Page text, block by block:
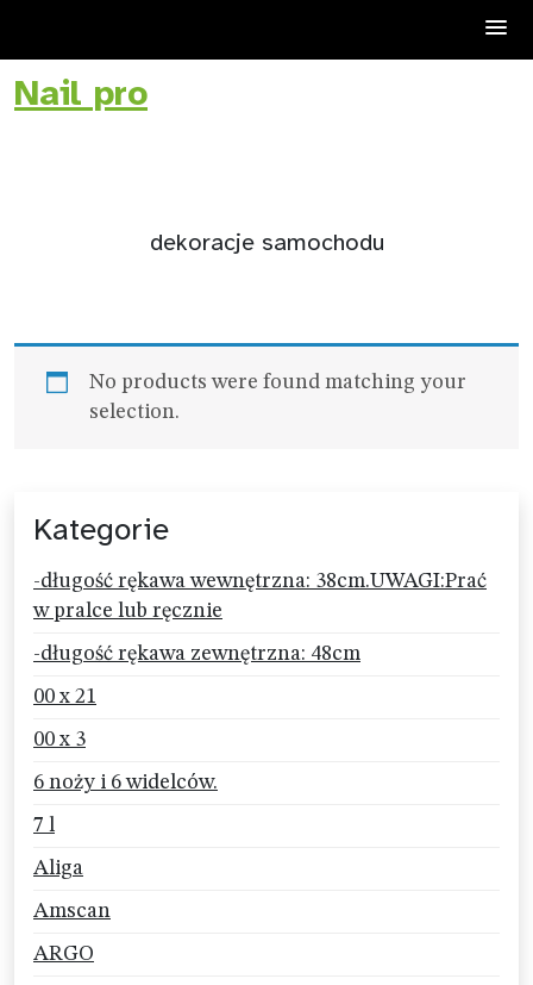
Skip
toNail pro
dekoracje samochodu
No products were found matching your
selection.
Kategorie
-długość rękawa wewnętrzna: 38cm.UWAGI:Prać
w pralce lub ręcznie
-długość rękawa zewnętrzna: 48cm
00 x 21
00 x 3
6 noży i 6 widelców.
7 l
Aliga
Amscan
ARGO